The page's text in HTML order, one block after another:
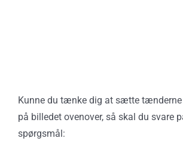
Kunne du tænke dig at sætte tænderne
på billedet ovenover, så skal du svare
spørgsmål: